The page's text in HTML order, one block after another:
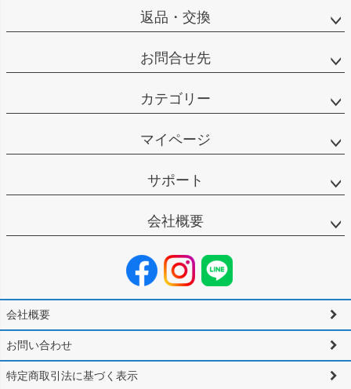
返品・交換
お問合せ先
カテゴリー
マイページ
サポート
会社概要
会社概要
お問い合わせ
特定商取引法に基づく表示